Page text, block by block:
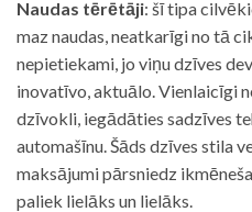
Naudas tērētāji: šī tipa
maz naudas, neatkarīgi no tā
nepietiekami, jo viņu dzīves
inovatīvo, aktuālo. Vienlaicīgi
dzīvokli, iegādāties sadzīves
automašīnu. Šāds dzīves stila
maksājumi pārsniedz
paliek lielāks un lielāks.